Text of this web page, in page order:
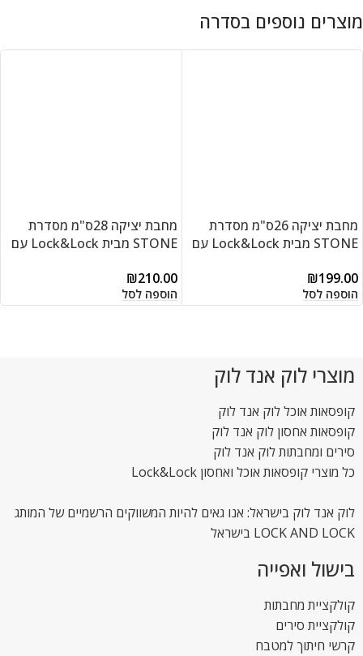
מחבת יציקה 26ס"מ מסדרת
STONE מבית Lock&Lock עם
שיש פנימי/חיצוני LCA6263D
₪199.00
הוספה לסל
מחבת יציקה 28ס"מ מסדרת
STONE מבית Lock&Lock עם
שיש פנימי/חיצוני LCA6283D
₪210.00
הוספה לסל
מוצרי לוק אנד לוק
קופסאות אוכל לוק אנד לוק
קופסאות אחסון לוק אנד לוק
סירים ומחבתות לוק אנד לוק
כל מוצרי קופסאות אוכל ואחסון Lock&Lock
לוק אנד לוק בישראל: אנו גאים להיות המשווקים הרשמיים של המותג
LOCK AND LOCK בישראל
בישול ואפייה
קולקציית מחבתות
קולקציית סירים
קרשי חיתוך למטבח